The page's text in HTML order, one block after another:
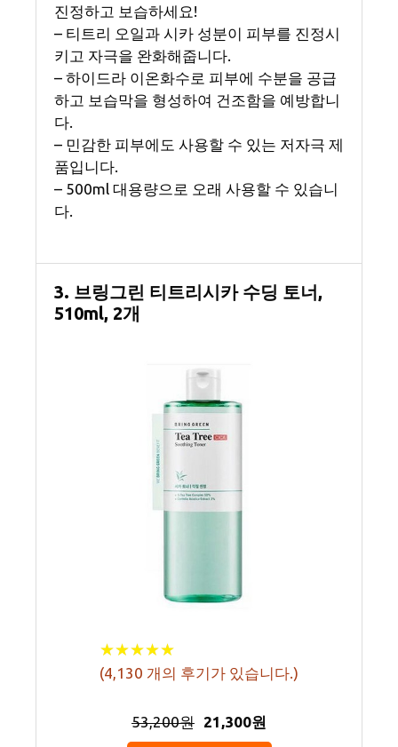
진정하고 보습하세요!
– 티트리 오일과 시카 성분이 피부를 진정시
키고 자극을 완화해줍니다.
– 하이드라 이온화수로 피부에 수분을 공급
하고 보습막을 형성하여 건조함을 예방합니
다.
– 민감한 피부에도 사용할 수 있는 저자극 제
품입니다.
– 500ml 대용량으로 오래 사용할 수 있습니
다.
3. 브링그린 티트리시카 수딩 토너,
510ml, 2개
★★★★★
★★★★★
(4,130 개의 후기가 있습니다.)
53,200원 21,300원